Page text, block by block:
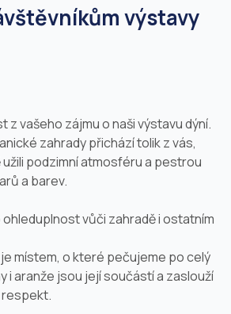
výstavy
z vašeho zájmu o naši výstavu dýní.
zahrady přichází tolik z vás,
podzimní atmosféru a pestrou
a barev.
ohleduplnost vůči zahradě i ostatním
místem, o které pečujeme po celý
i aranže jsou její součástí a zaslouží
respekt.